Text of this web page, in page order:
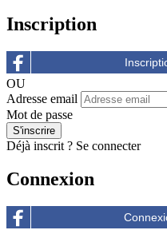
Inscription
OU
Adresse email
Mot de passe
Déjà inscrit ? Se connecter
Connexion